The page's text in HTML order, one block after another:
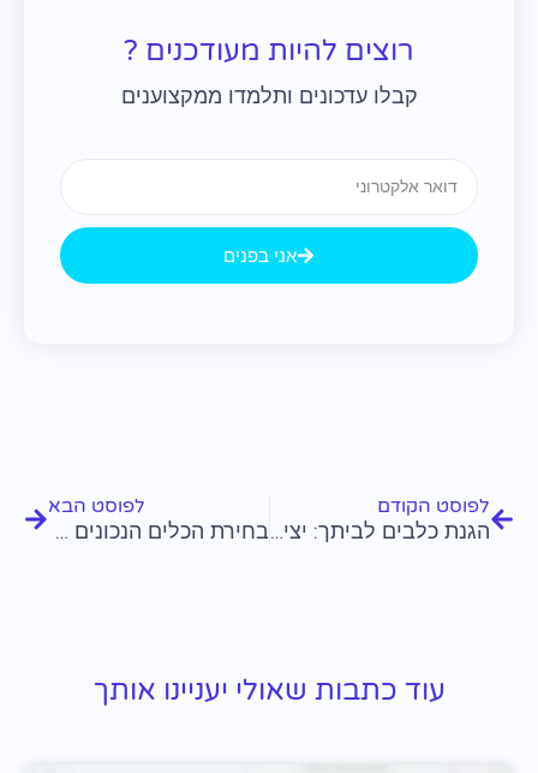
רוצים להיות מעודכנים ?
קבלו עדכונים ותלמדו ממקצוענים
אני בפנים
לפוסט הקודם
הגנת כלבים לביתך: יצירת סביבה בטוחה
לפוסט הבא
בחירת הכלים הנכונים לטיפוח כלבים
עוד כתבות שאולי יעניינו אותך